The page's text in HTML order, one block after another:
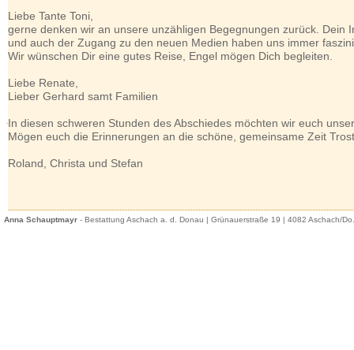
Liebe Tante Toni,
gerne denken wir an unsere unzähligen Begegnungen zurück. Dein
und auch der Zugang zu den neuen Medien haben uns immer
Wir wünschen Dir eine gutes Reise, Engel mögen Dich begleiten.
Liebe Renate,
Lieber Gerhard samt Familien
In diesen schweren Stunden des Abschiedes möchten wir euch
Mögen euch die Erinnerungen an die schöne, gemeinsame Zeit
Roland, Christa und Stefan
Anna Schauptmayr- Bestattung Aschach a. d. Donau | Grünauerstraße 19 | 4082 Aschach/